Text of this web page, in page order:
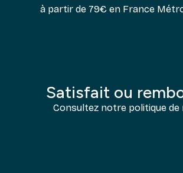
à partir de 79€ en France
Satisfait ou
Consultez notre politique